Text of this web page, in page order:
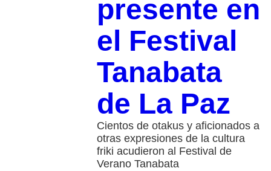
presente en
el Festival
Tanabata
de La Paz
Cientos de otakus y aficionados a
otras expresiones de la cultura
friki acudieron al Festival de
Verano Tanabata